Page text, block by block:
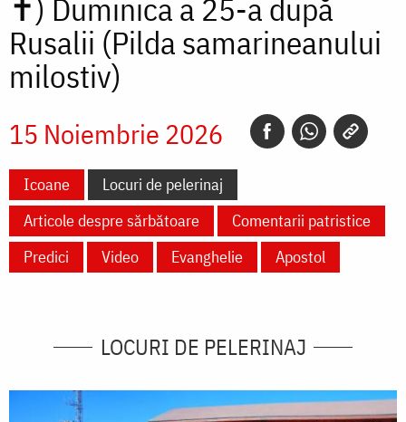
✝) Duminica a 25-a după
Rusalii (Pilda samarineanului
milostiv)
15 Noiembrie 2026
Icoane
Locuri de pelerinaj
Articole despre sărbătoare
Comentarii patristice
Predici
Video Evanghelie Apostol
LOCURI DE PELERINAJ